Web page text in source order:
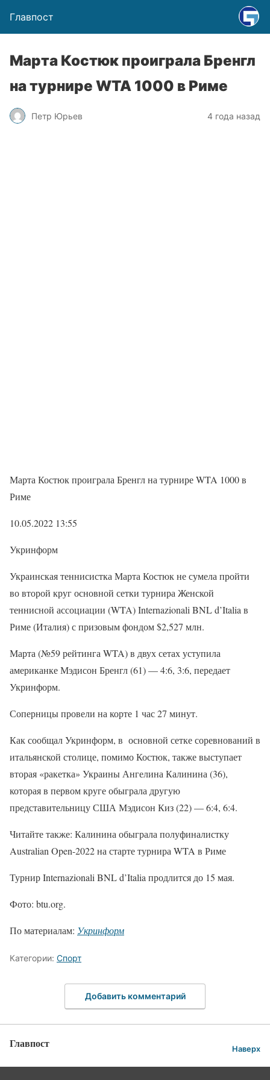
Главпост
Марта Костюк проиграла Бренгл
на турнире WTA 1000 в Риме
Петр Юрьев 4 года назад
Марта Костюк проиграла Бренгл на турнире WTA 1000 в
Риме
10.05.2022 13:55
Укринформ
Украинская теннисистка Марта Костюк не сумела пройти
во второй круг основной сетки турнира Женской
теннисной ассоциации (WTA) Internazionali BNL d’Italia в
Риме (Италия) с призовым фондом $2,527 млн.
Марта (№59 рейтинга WTA) в двух сетах уступила
американке Мэдисон Бренгл (61) — 4:6, 3:6, передает
Укринформ.
Соперницы провели на корте 1 час 27 минут.
Как сообщал Укринформ, в основной сетке соревнований в
итальянской столице, помимо Костюк, также выступает
вторая «ракетка» Украины Ангелина Калинина (36),
которая в первом круге обыграла другую
представительницу США Мэдисон Киз (22) — 6:4, 6:4.
Читайте также: Калинина обыграла полуфиналистку
Australian Open-2022 на старте турнира WTA в Риме
Турнир Internazionali BNL d’Italia продлится до 15 мая.
Фото: btu.org.
По материалам: Укринформ
Категории: Спорт
Добавить комментарий
Главпост Наверх